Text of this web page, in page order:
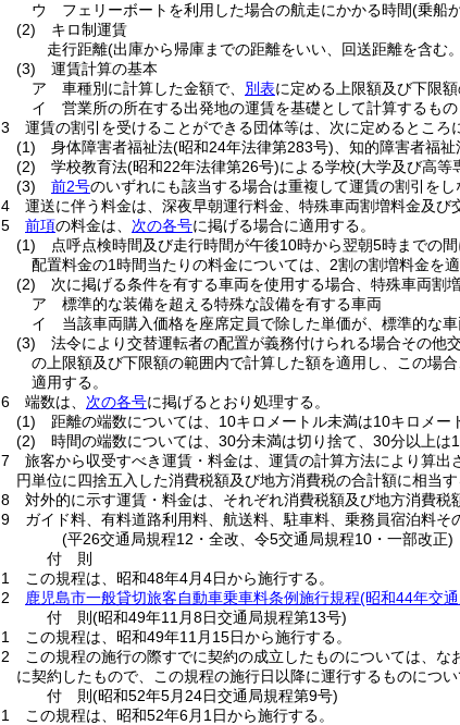
ウ
フェリーボートを利用した場合の航走にかかる時間(乗船
(2)
キロ制運賃
走行距離(出庫から帰庫までの距離をいい、回送距離を含む
(3)
運賃計算の基本
ア
車種別に計算した金額で、 別表に定める上限額及び下限額
イ
営業所の所在する出発地の運賃を基礎として計算するもの
3
運賃の割引を受けることができる団体等は、次に定めるところ
(1)
身体障害者福祉法(昭和24年法律第283号) 、知的障害者福祉
(2)
学校教育法(昭和22年法律第26号)による学校(大学及び高等
(3)
前2号のいずれにも該当する場合は重複して運賃の割引をし
4
運送に伴う料金は、深夜早朝運行料金、特殊車両割増料金及び
5
前項の料金は、 次の各号に掲げる場合に適用する。
(1)
点呼点検時間及び走行時間が午後10時から翌朝5時までの
配置料金の1時間当たりの料金については、2割の割増料金を適
(2)
次に掲げる条件を有する車両を使用する場合、特殊車両割
ア
標準的な装備を超える特殊な設備を有する車両
イ
当該車両購入価格を座席定員で除した単価が、標準的な
(3)
法令により交替運転者の配置が義務付けられる場合その他
の上限額及び下限額の範囲内で計算した額を適用し、この場
適用する。
6
端数は、 次の各号に掲げるとおり処理する。
(1)
距離の端数については、10キロメートル未満は10キロメー
(2)
時間の端数については、30分未満は切り捨て、30分以上は1
7
旅客から収受すべき運賃・料金は、運賃の計算方法により算
円単位に四捨五入した消費税額及び地方消費税の合計額に相当
8
対外的に示す運賃・料金は、それぞれ消費税額及び地方消費税
9
ガイド料、有料道路利用料、航送料、駐車料、乗務員宿泊料
(平26交通局規程12・全改、令5交通局規程10・一部改正)
付 則
1
この規程は、昭和48年4月4日から施行する。
2
鹿児島市一般貸切旅客自動車乗車料条例施行規程(昭和44年交
付 則(昭和49年11月8日交通局規程第13号)
1
この規程は、昭和49年11月15日から施行する。
2
この規程の施行の際すでに契約の成立したものについては、な
に契約したもので、この規程の施行日以降に運行するものについ
付 則(昭和52年5月24日交通局規程第9号)
1
この規程は、昭和52年6月1日から施行する。